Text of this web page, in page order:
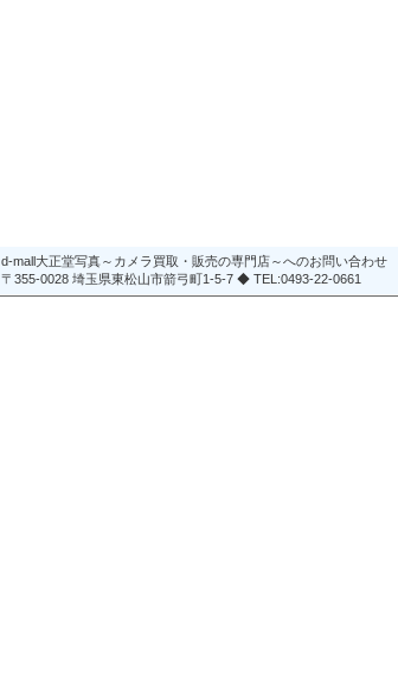
d-mall大正堂写真～カメラ買取・販売の専門店～へのお問い合わせ
〒355-0028 埼玉県東松山市箭弓町1-5-7 ◆ TEL:0493-22-0661